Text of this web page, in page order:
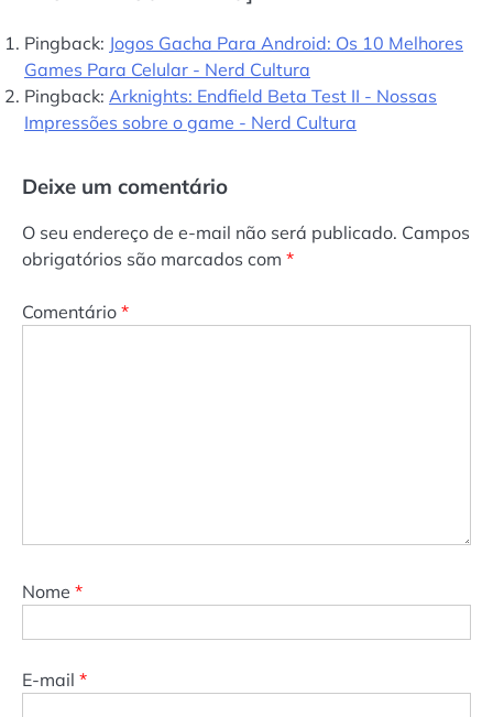
Pingback: Jogos Gacha Para Android: Os 10 Melhores
Games Para Celular - Nerd Cultura
Pingback: Arknights: Endfield Beta Test II - Nossas
Impressões sobre o game - Nerd Cultura
Deixe um comentário
O seu endereço de e-mail não será publicado. Campos
obrigatórios são marcados com *
Comentário *
Nome *
E-mail *